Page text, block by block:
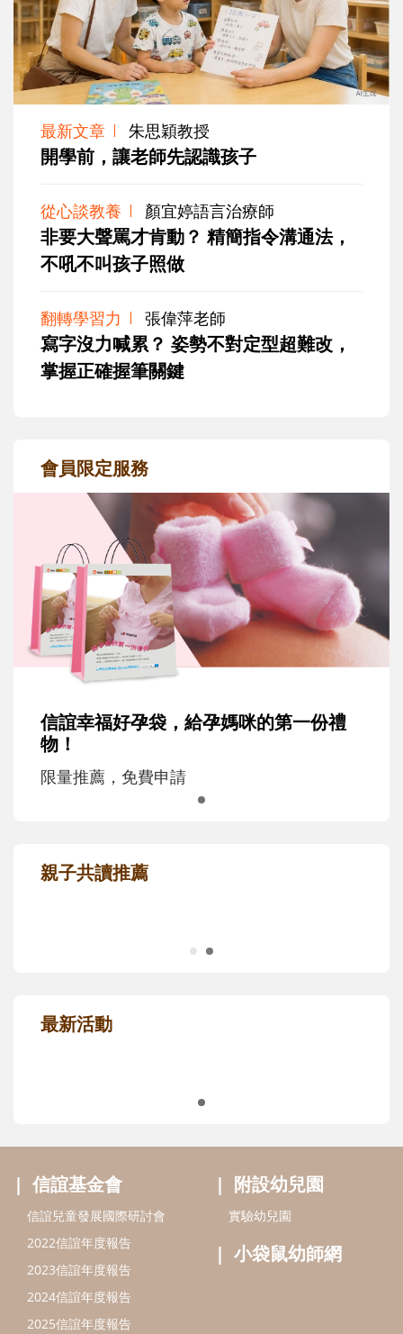
最新文章 朱思穎教授
開學前，讓老師先認識孩子
從心談教養 顏宜婷語言治療師
非要大聲罵才肯動？ 精簡指令溝通法，
不吼不叫孩子照做
翻轉學習力 張偉萍老師
寫字沒力喊累？ 姿勢不對定型超難改，
掌握正確握筆關鍵
會員限定服務
信誼幸福好孕袋，給孕媽咪的第一份禮
物！
限量推薦，免費申請
親子共讀推薦
最新活動
信誼基金會
信誼兒童發展國際研討會
2022信誼年度報告
2023信誼年度報告
2024信誼年度報告
2025信誼年度報告
附設幼兒園
實驗幼兒園
小袋鼠幼師網